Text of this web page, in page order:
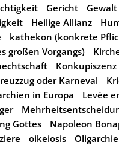
Gericht Gewalt
Heilige Allianz
kathekon (konkrete
großen Vorgangs)
oder Karneval
in Europa
Levée
Gottes
Napoleon
oikeiosis
Oligarchie